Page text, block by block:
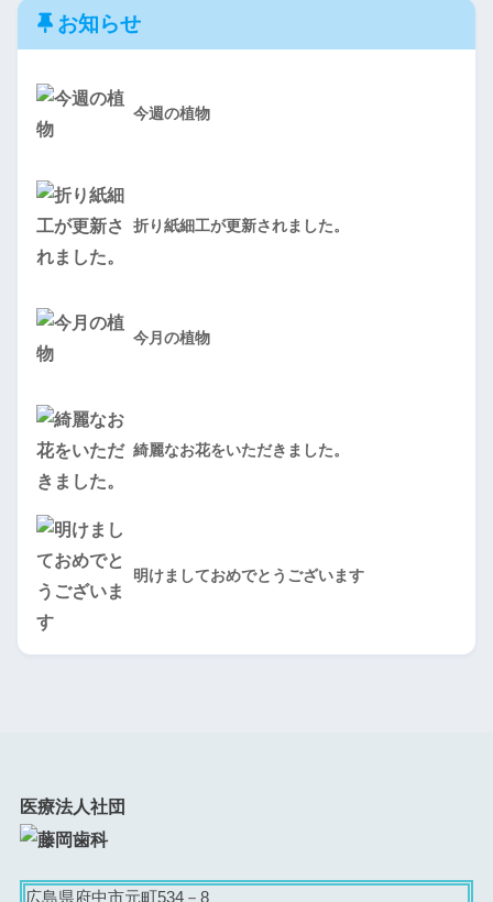
お知らせ
今週の植物
折り紙細工が更新されました。
今月の植物
綺麗なお花をいただきました。
明けましておめでとうございます
医療法人社団
広島県府中市元町534－8